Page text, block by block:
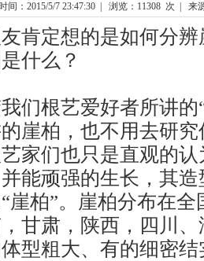
间：2015/5/7 23:47:30 | 浏览： 11308 次 | 来
肯定想的是如何分
什么？
们根艺爱好者所讲的
崖柏，也不用去研
家们也只是直观的
并能顽强的生长，其
崖柏”。崖柏分布在
甘肃，陕西，四川
型粗大、有的细密